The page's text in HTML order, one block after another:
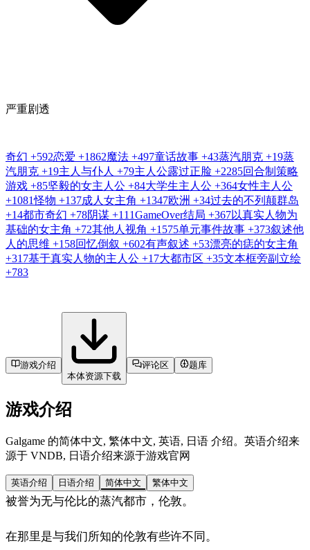
严重剧透
奇幻 +592恋爱 +1862魔法 +497童话故事 +43蒸汽朋克 +19蒸
汽朋克 +19主人与仆人 +79主人公露过正脸 +2285回合制策略
游戏 +85坚毅的女主人公 +84大学生主人公 +364女性主人公
+1081怪物 +137成人女主角 +1347欧洲 +34过去的不列颠群岛
+14都市奇幻 +78阴谋 +111GameOver结局 +367以真实人物为
基础的女主角 +72其他人视角 +1575单元事件故事 +373叙述他
人的思维 +158回忆倒叙 +602有声叙述 +53漂亮的痣的女主角
+317基于真实人物的主人公 +17大都市区 +35文本框旁副立绘
+783
游戏介绍
本体资源下载
评论区 题库
游戏介绍
Galgame 的简体中文, 繁体中文, 英语, 日语 介绍。英语介绍来
源于 VNDB, 日语介绍来源于游戏官网
英语介绍 日语介绍 简体中文 繁体中文
被誉为无与伦比的蒸汽都市，伦敦。
在那里是与我们所知的伦敦有些许不同。